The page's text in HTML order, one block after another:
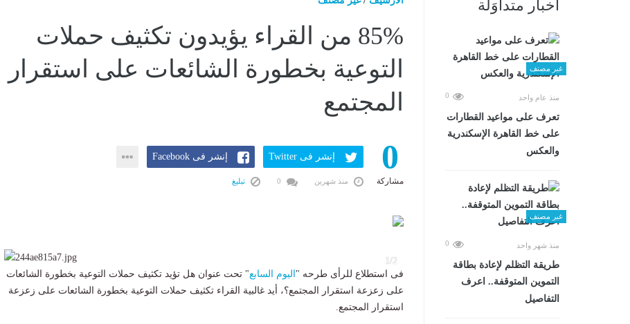
أخبار متداوَلة
غير مصنف
منذ عام واحد 0
تعرف على مواعيد القطارات
على خط القاهرة الإسكندرية
والعكس
غير مصنف
منذ شهر واحد 0
طريقة التظلم لإعادة بطاقة
التموين المتوقفة.. اعرف
التفاصيل
85% من القراء يؤيدون تكثيف حملات
التوعية بخطورة الشائعات على استقرار
المجتمع
0
مشاركة
إنشر فى Twitter إنشر فى Facebook
منذ شهرين تبليغ
1/2
فى استطلاع للرأى طرحه " اليوم السابع" تحت عنوان هل تؤيد تكثيف حملات التوعية بخطورة الشائعات
على زعزعة استقرار المجتمع؟، أيد غالبية القراء تكثيف حملات التوعية بخطورة الشائعات على زعزعة
استقرار المجتمع.